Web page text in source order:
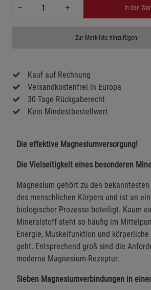
In den
Zur Merkliste hinzufügen
Kauf auf Rechnung
Versandkostenfrei in Europa
30 Tage Rückgaberecht
Kein Mindestbestellwert
Die effektive Magnesiumversorgung!
Die Vielseitigkeit eines besonderen
Magnesium gehört zu den
des menschlichen Körpers und ist an
biologischer Prozesse beteiligt. Kaum
Mineralstoff steht so häufig im
Energie, Muskelfunktion und
geht. Entsprechend groß sind die
moderne Magnesium-Rezeptur.
Sieben Magnesiumverbindungen in